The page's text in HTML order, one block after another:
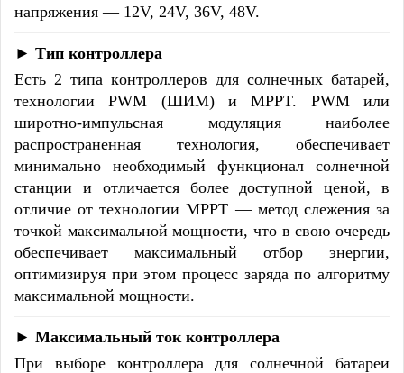
напряжения — 12V, 24V, 36V, 48V.
► Тип контроллера
Есть 2 типа контроллеров для солнечных батарей,
технологии PWM (ШИМ) и MPPT. PWM или
широтно-импульсная модуляция наиболее
распространенная технология, обеспечивает
минимально необходимый функционал солнечной
станции и отличается более доступной ценой, в
отличие от технологии MPPT — метод слежения за
точкой максимальной мощности, что в свою очередь
обеспечивает максимальный отбор энергии,
оптимизируя при этом процесс заряда по алгоритму
максимальной мощности.
► Максимальный ток контроллера
При выборе контроллера для солнечной батареи